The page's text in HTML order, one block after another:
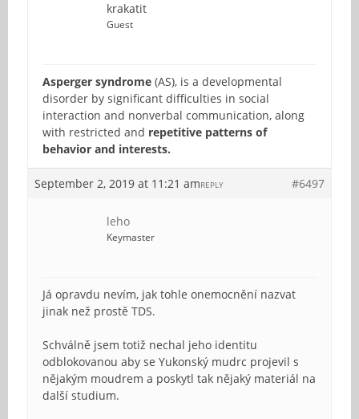
krakatit
Guest
Asperger syndrome (AS), is a developmental
disorder by significant difficulties in social
interaction and nonverbal communication, along
with restricted and repetitive patterns of
behavior and interests.
September 2, 2019 at 11:21 am #6497
REPLY
leho
Keymaster
Já opravdu nevím, jak tohle onemocnění nazvat
jinak než prostě TDS.
Schválně jsem totiž nechal jeho identitu
odblokovanou aby se Yukonský mudrc projevil s
nějakým moudrem a poskytl tak nějaký materiál na
další studium.